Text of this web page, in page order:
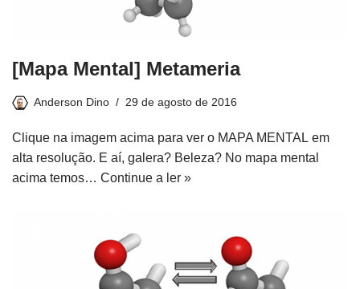
[Mapa Mental] Metameria
Anderson Dino 29 de agosto de 2016
Clique na imagem acima para ver o MAPA MENTAL em
alta resolução. E aí, galera? Beleza? No mapa mental
acima temos… Continue a ler »